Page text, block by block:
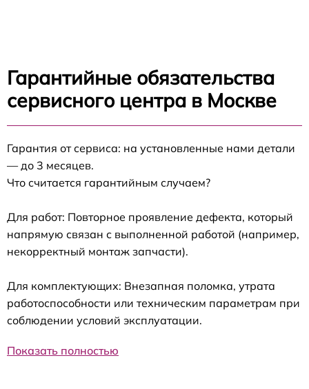
Гарантийные обязательства
сервисного центра в Москве
Гарантия от сервиса: на установленные нами детали
— до 3 месяцев.
Что считается гарантийным случаем?
Для работ: Повторное проявление дефекта, который
напрямую связан с выполненной работой (например,
некорректный монтаж запчасти).
Для комплектующих: Внезапная поломка, утрата
работоспособности или техническим параметрам при
соблюдении условий эксплуатации.
Показать полностью